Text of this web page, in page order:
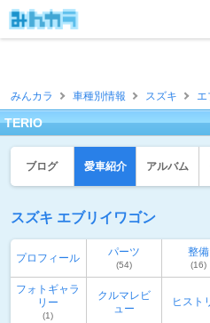
みんカラ 車種別情報 スズキ エ
TERIO
ブログ 愛車紹介 アルバム
スズキ エブリイワゴン
プロフィール パーツ
(54)
整備
(16)
フォトギャラ
リー
(1)
クルマレビ
ュー
ヒスト